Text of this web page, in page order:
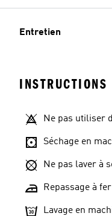
Entretien
INSTRUCTIONS
Ne pas utiliser
Séchage en
Ne pas laver à
Repassage à
Lavage en